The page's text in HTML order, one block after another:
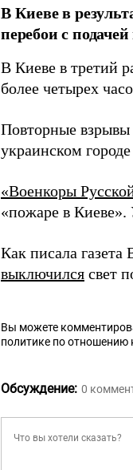
В Киеве в
перебои с
В Киеве в третий
более четырех
Повторные
украинском
«Военкоры
«пожаре в
Как писала
выключился свет
Вы можете
политике по отношению
Обсуждение: 0